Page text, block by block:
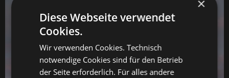
×
Diese Webseite verwendet
Cookies.
Wir verwenden Cookies. Technisch
notwendige Cookies sind für den Betrieb
der Seite erforderlich. Für alles andere